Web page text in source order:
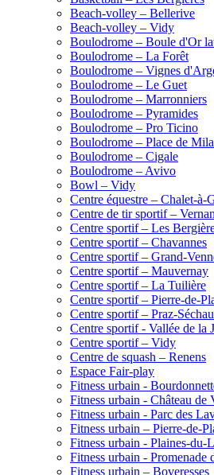
Beach-volley – Bellerive
Beach-volley – Vidy
Boulodrome – Boule d'Or
Boulodrome – La Forêt
Boulodrome – Vignes
Boulodrome – Le Guet
Boulodrome – Marronniers
Boulodrome – Pyramides
Boulodrome – Pro Ticino
Boulodrome – Place de
Boulodrome – Cigale
Boulodrome – Avivo
Bowl – Vidy
Centre équestre – Chalet-à-
Centre de tir sportif –
Centre sportif – Les
Centre sportif – Chavannes
Centre sportif – Grand-
Centre sportif – Mauvernay
Centre sportif – La Tuilière
Centre sportif – Pierre-de-
Centre sportif – Praz-
Centre sportif - Vallée de la
Centre sportif – Vidy
Centre de squash – Renens
Espace Fair-play
Fitness urbain -
Fitness urbain - Château de
Fitness urbain - Parc des
Fitness urbain – Pierre-de-
Fitness urbain - Plaines-du-
Fitness urbain - Promenade
Fitness urbain – Boveresses